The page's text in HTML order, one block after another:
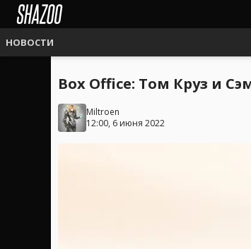
НОВОСТИ
Box Office: Том Круз и
Miltroen
12:00, 6 июня 2022